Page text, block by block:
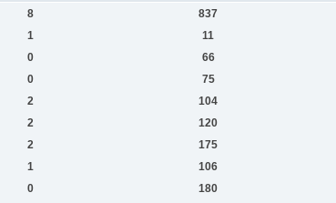
8 837
1 11
0 66
0 75
2 104
2 120
2 175
1 106
0 180